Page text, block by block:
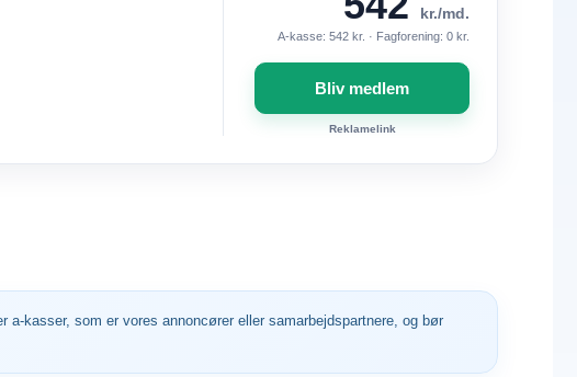
kr./md.
A-kasse: 542 kr. · Fagforening: 0 kr.
Bliv medlem
Reklamelink
kasser, som er vores annoncører eller samarbejdspartnere, og bør